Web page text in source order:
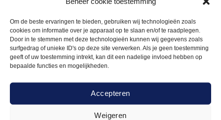
Om de beste ervaringen te bieden, gebruiken wij technologieën zoals
cookies om informatie over je apparaat op te slaan en/of te raadplegen.
Door in te stemmen met deze technologieën kunnen wij gegevens zoals
surfgedrag of unieke ID's op deze site verwerken. Als je geen toestemming
geeft of uw toestemming intrekt, kan dit een nadelige invloed hebben op
bepaalde functies en mogelijkheden.
Accepteren
Weigeren
producten